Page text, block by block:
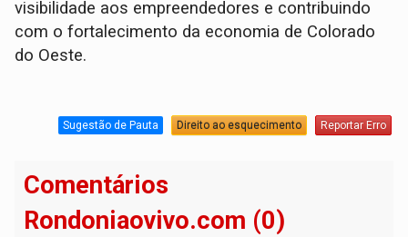
visibilidade aos empreendedores e contribuindo
com o fortalecimento da economia de Colorado
do Oeste.
Sugestão de Pauta Direito ao esquecimento Reportar Erro
Comentários
Rondoniaovivo.com (0)